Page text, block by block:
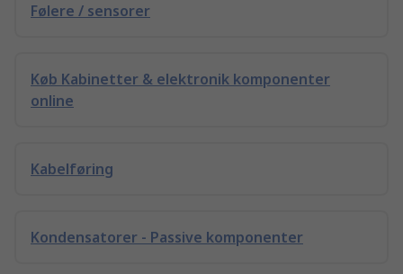
Følere / sensorer
Køb Kabinetter & elektronik komponenter
online
Kabelføring
Kondensatorer - Passive komponenter